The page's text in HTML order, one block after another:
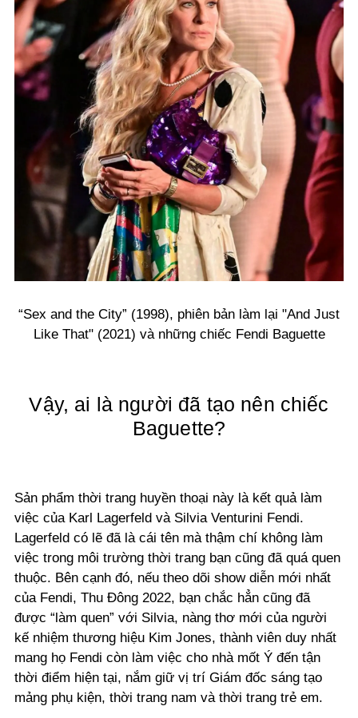
“Sex and the City” (1998), phiên bản làm lại "And Just
Like That" (2021) và những chiếc Fendi Baguette
Vậy, ai là người đã tạo nên chiếc
Baguette?
Sản phẩm thời trang huyền thoại này là kết quả làm
việc của Karl Lagerfeld và Silvia Venturini Fendi.
Lagerfeld có lẽ đã là cái tên mà thậm chí không làm
việc trong môi trường thời trang bạn cũng đã quá quen
thuộc. Bên cạnh đó, nếu theo dõi show diễn mới nhất
của Fendi, Thu Đông 2022, bạn chắc hẳn cũng đã
được “làm quen” với Silvia, nàng thơ mới của người
kế nhiệm thương hiệu Kim Jones, thành viên duy nhất
mang họ Fendi còn làm việc cho nhà mốt Ý đến tận
thời điểm hiện tại, nắm giữ vị trí Giám đốc sáng tạo
mảng phụ kiện, thời trang nam và thời trang trẻ em.